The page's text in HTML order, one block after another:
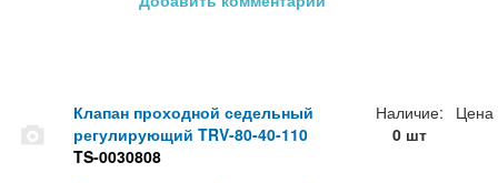
Клапан проходной седельный
регулирующий TRV-80-40-110
TS-0030808
Наличие:
0 шт
Цена